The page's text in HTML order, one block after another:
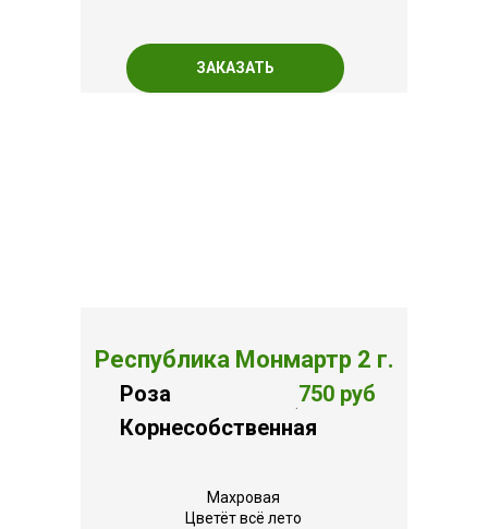
ЗАКАЗАТЬ
Республика Монмартр 2 г.
Роза
Корнесобственная
750 руб
.
Махровая
Цветёт всё лето